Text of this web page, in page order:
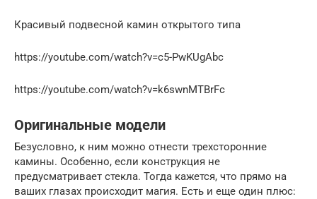
Красивый подвесной камин открытого типа
https://youtube.com/watch?v=c5-PwKUgAbc
https://youtube.com/watch?v=k6swnMTBrFc
Оригинальные модели
Безусловно, к ним можно отнести трехсторонние
камины. Особенно, если конструкция не
предусматривает стекла. Тогда кажется, что прямо на
ваших глазах происходит магия. Есть и еще один плюс: